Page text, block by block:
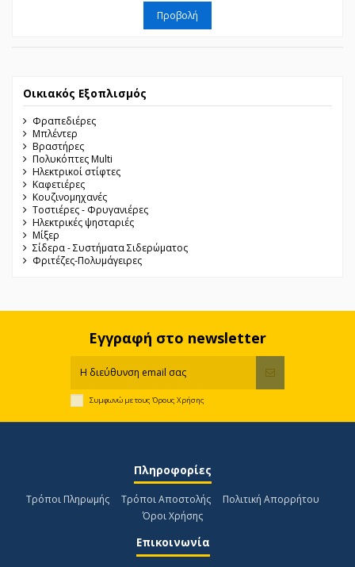
Προβολή
Οικιακός Εξοπλισμός
Φραπεδιέρες
Μπλέντερ
Βραστήρες
Πολυκόπτες Multi
Ηλεκτρικοί στίφτες
Καφετιέρες
Κουζινομηχανές
Τοστιέρες - Φρυγανιέρες
Ηλεκτρικές ψησταριές
Μίξερ
Σίδερα - Συστήματα Σιδερώματος
Φριτέζες-Πολυμάγειρες
Εγγραφή στο newsletter
Συμφωνώ με τους Όρους Χρήσης
Πληροφορίες
Τρόποι Πληρωμής Τρόποι Αποστολής
Πολιτική Απορρήτου
Όροι Χρήσης
Επικοινωνία